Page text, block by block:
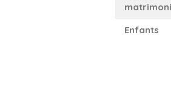
Enfants